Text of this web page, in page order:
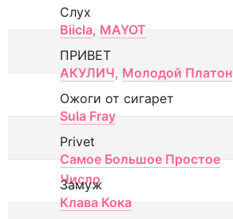
Слух
Biicla, MAYOT
ПРИВЕТ
АКУЛИЧ, Молодой Платон
Ожоги от сигарет
Sula Fray
Privet
Самое Большое Простое
Число
Замуж
Клава Кока